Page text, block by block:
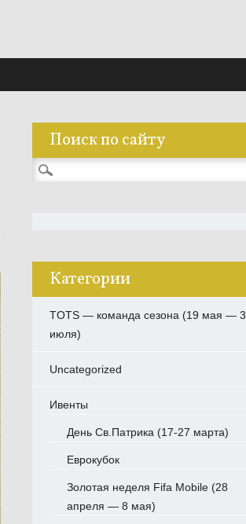
Поиск по сайту
Найти:
Категории
TOTS — команда сезона (19 мая — 3
июля)
Uncategorized
Ивенты
День Св.Патрика (17-27 марта)
Еврокубок
Золотая неделя Fifa Mobile (28
апреля — 8 мая)